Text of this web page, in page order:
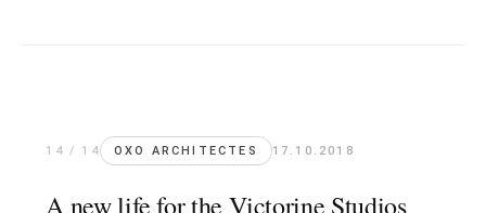
14 / 14 OXO ARCHITECTES 17.10.2018
A new life for the Victorine Studios